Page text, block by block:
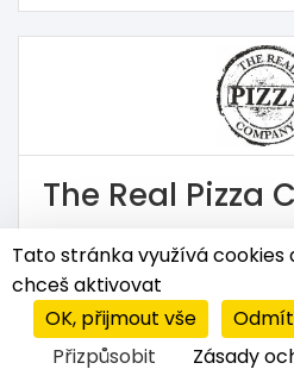
The Real Pizza
Pizzerie
1 250 000 Kč
Tato stránka využívá cookies
chceš aktivovat
OK, přijmout vše
Přizpůsobit
Zásady